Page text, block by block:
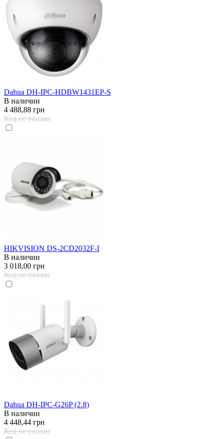
Dahua DH-IPC-HDBW1431EP-S
В наличии
4 488,88 грн
Код не указан
HIKVISION DS-2CD2032F-I
В наличии
3 018,00 грн
Код не указан
Dahua DH-IPC-G26P (2.8)
В наличии
4 448,44 грн
Код не указан